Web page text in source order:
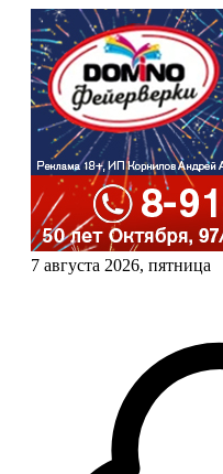
7 августа 2026, пятница